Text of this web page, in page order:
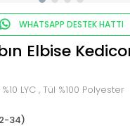
WHATSAPP DESTEK HATTI
Elbise
LYC , Tül %100 Polyester
34)